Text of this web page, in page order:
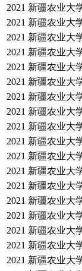
2021 新疆农业大
2021 新疆农业大
2021 新疆农业大
2021 新疆农业大
2021 新疆农业大
2021 新疆农业大
2021 新疆农业大
2021 新疆农业大
2021 新疆农业大
2021 新疆农业大
2021 新疆农业大
2021 新疆农业大
2021 新疆农业大
2021 新疆农业大
2021 新疆农业大
2021 新疆农业大
2021 新疆农业大
2021 新疆农业大